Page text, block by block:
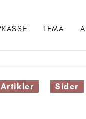
TEMA
Artikler
Sider